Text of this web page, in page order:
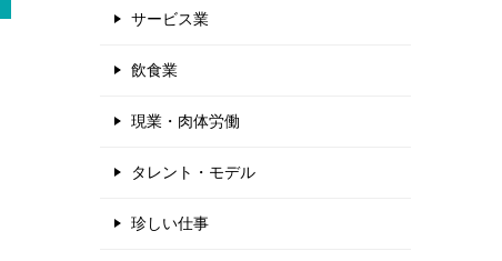
サービス業
飲食業
現業・肉体労働
タレント・モデル
珍しい仕事